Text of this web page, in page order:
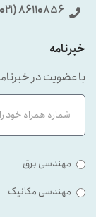
86110856 (۰۲۱)
خبرنامه
با عضویت در
مهندسی برق
مهندسی مکانیک